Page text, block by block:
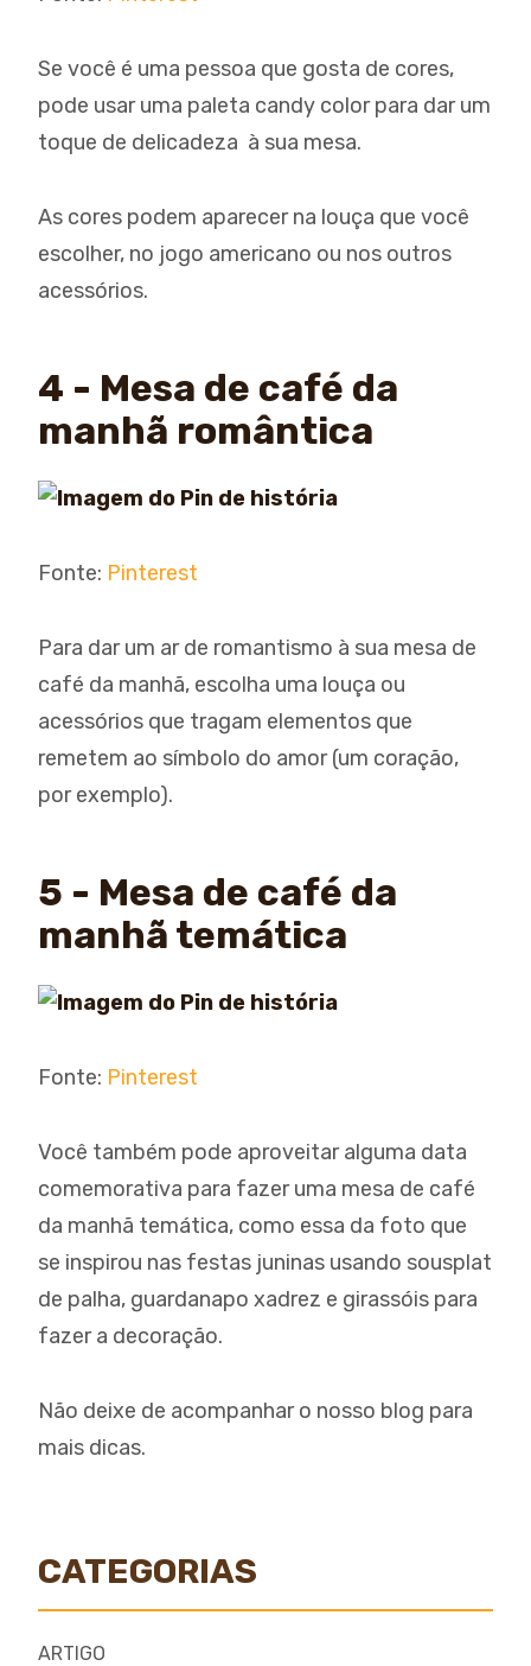
Se você é uma pessoa que gosta de cores,
pode usar uma paleta candy color para dar um
toque de delicadeza à sua mesa.
As cores podem aparecer na louça que você
escolher, no jogo americano ou nos outros
acessórios.
4 - Mesa de café da
manhã romântica
Fonte: Pinterest
Para dar um ar de romantismo à sua mesa de
café da manhã, escolha uma louça ou
acessórios que tragam elementos que
remetem ao símbolo do amor (um coração,
por exemplo).
5 - Mesa de café da
manhã temática
Fonte: Pinterest
Você também pode aproveitar alguma data
comemorativa para fazer uma mesa de café
da manhã temática, como essa da foto que
se inspirou nas festas juninas usando sousplat
de palha, guardanapo xadrez e girassóis para
fazer a decoração.
Não deixe de acompanhar o nosso blog para
mais dicas.
CATEGORIAS
ARTIGO